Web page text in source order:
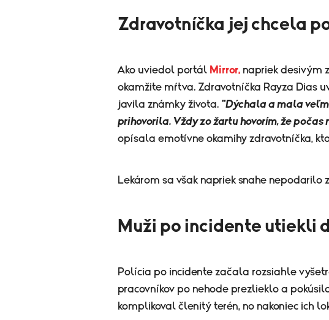
Zdravotníčka jej chcela
Ako uviedol portál Mirror, napriek desivým
okamžite mŕtva. Zdravotníčka Rayza Dias
javila známky života. "Dýchala a mala
prihovorila. Vždy zo žartu hovorím, že
opísala emotívne okamihy zdravotníčka,
Lekárom sa však napriek snahe nepodarilo
Muži po incidente utiekli
Polícia po incidente začala rozsiahle
pracovníkov po nehode prezlieklo a
komplikoval členitý terén, no nakoniec ich